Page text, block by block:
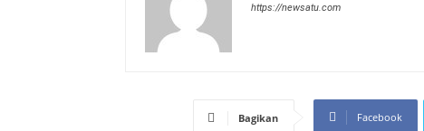
https://newsatu.com
Bagikan Facebook